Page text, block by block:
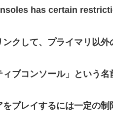
つか遊んで」
・・・
レベルに達していないので装備
ーム！フリが露骨すぎる
のパロディが多すぎて話題に
好評【かほりん】【日向坂46】
has certain
ンクして、プライマリ以
ブコンソール」という名
プレイするには一定の制